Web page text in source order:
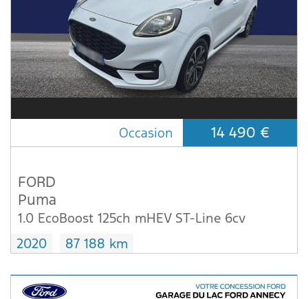
Occasion 14 490 €
FORD
Puma
1.0 EcoBoost 125ch mHEV ST-Line 6cv
2020
87 188 km